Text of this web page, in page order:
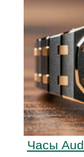
Часы